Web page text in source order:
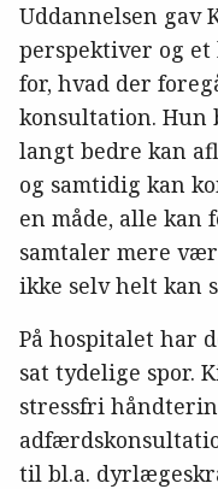
Uddannelsen gav
perspektiver og
for, hvad der
konsultation. Hun
langt bedre kan
og samtidig kan
en måde, alle kan
samtaler mere
ikke selv helt kan
På hospitalet har
sat tydelige spor.
stressfri
til bl.a.